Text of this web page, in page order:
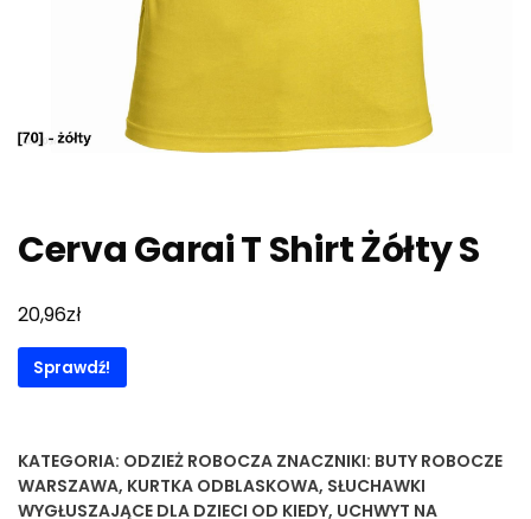
Cerva Garai T Shirt Żółty S
20,96zł
Sprawdź!
KATEGORIA: ODZIEŻ ROBOCZA ZNACZNIKI: BUTY ROBOCZE
WARSZAWA, KURTKA ODBLASKOWA, SŁUCHAWKI
WYGŁUSZAJĄCE DLA DZIECI OD KIEDY, UCHWYT NA